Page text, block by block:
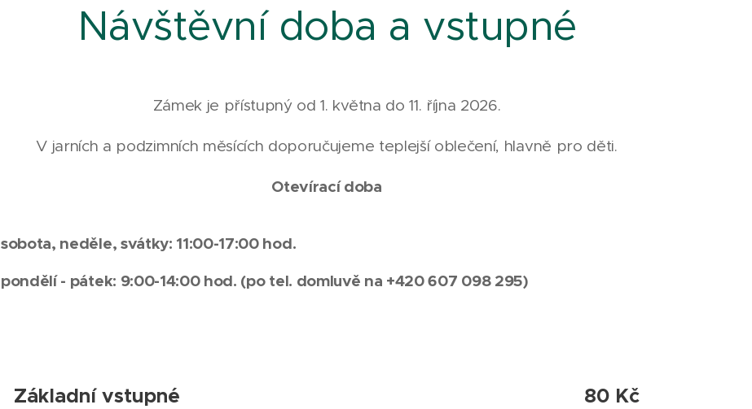
Návštěvní doba a vstupné
Zámek je přístupný od 1. května do 11. října 2026.
V jarních a podzimních měsících doporučujeme teplejší oblečení, hlavně pro děti.
Otevírací doba
sobota, neděle, svátky: 11:00-17:00 hod.
pondělí - pátek: 9:00-14:00 hod. (po tel. domluvě na +420 607 098 295)
Základní vstupné 80 Kč